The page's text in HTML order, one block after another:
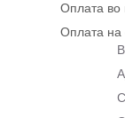
Оплата во
Оплата
В